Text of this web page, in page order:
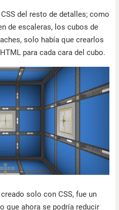
del resto de detalles; como
de escaleras, los cubos de
solo había que crearlos
para cada cara del cubo.
solo con CSS, fue un
que ahora se podría reducir